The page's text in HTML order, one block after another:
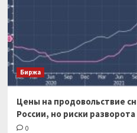
Биржа
Цены на продовольствие
России, но риски разворота
0